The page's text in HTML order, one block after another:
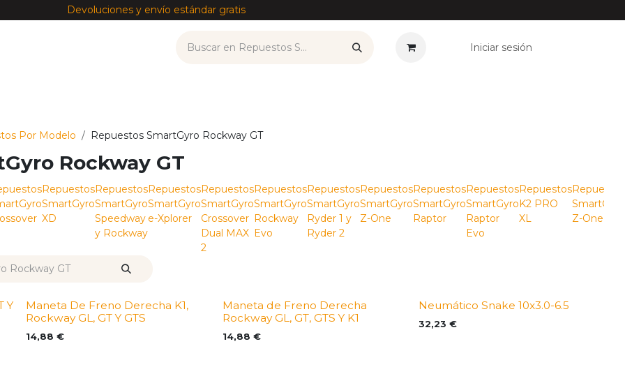
Devoluciones y envío estándar gratis
Iniciar sesión
Por Modelo Repuestos SmartGyro Rockway GT
Rockway GT
Repuestos
SmartGyro
XD
Repuestos
SmartGyro
Speedway
y Rockway
Repuestos
SmartGyro
e-Xplorer
Repuestos
SmartGyro
Crossover
Dual MAX
2
Repuestos
SmartGyro
Rockway
Evo
Repuestos
SmartGyro
Ryder 1 y
Ryder 2
Repuestos
SmartGyro
Z-One
Repuestos
SmartGyro
Raptor
Repuestos
SmartGyro
Raptor
Evo
Repuestos
K2 PRO
XL
Repuestos
SmartGyro
Z-One 2
Y
Maneta De Freno Derecha K1,
Rockway GL, GT Y GTS
14,88 €
Maneta de Freno Derecha
Rockway GL, GT, GTS Y K1
14,88 €
Neumático Snake 10x3.0-6.5
32,23 €